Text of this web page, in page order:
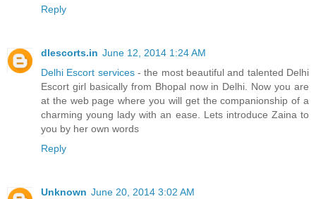
Reply
dlescorts.in June 12, 2014 1:24 AM
Delhi Escort services- the most beautiful and talented Delhi
Escort girl basically from Bhopal now in Delhi. Now you are
at the web page where you will get the companionship of a
charming young lady with an ease. Lets introduce Zaina to
you by her own words
Reply
Unknown June 20, 2014 3:02 AM